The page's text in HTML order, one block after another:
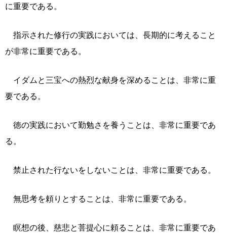
に重要である。
指示された修行の実践においては、長期的に考えること
が非常に重要である。
イダムと三宝への熱烈な献身を深めることは、非常に重
要である。
徳の実践において勤勉さを養うことは、非常に重要であ
る。
禁止された行ないをしないことは、非常に重要である。
無思考を頼りとすることは、非常に重要である。
瞑想の後、慈悲と菩提心に頼ることは、非常に重要であ